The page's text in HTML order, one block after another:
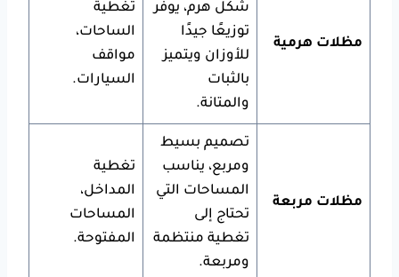
مظلات هرمية
شكل هرم، يوفر
توزيعًا جيدًا
للأوزان ويتميز
بالثبات
والمتانة.
تغطية
الساحات،
مواقف
السيارات.
مظلات مربعة
تصميم بسيط
ومربع، يناسب
المساحات التي
تحتاج إلى
تغطية منتظمة
ومربعة.
تغطية
المداخل،
المساحات
المفتوحة.